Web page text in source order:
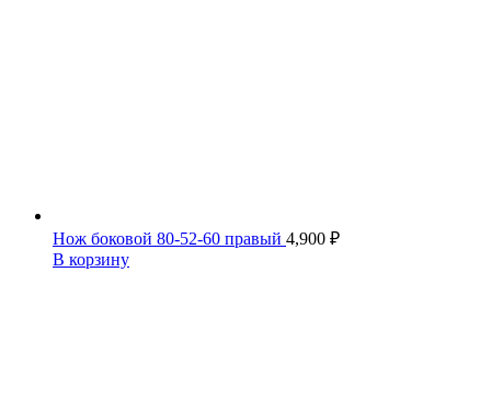
Нож боковой 80-52-60 правый 4,900 ₽
В корзину